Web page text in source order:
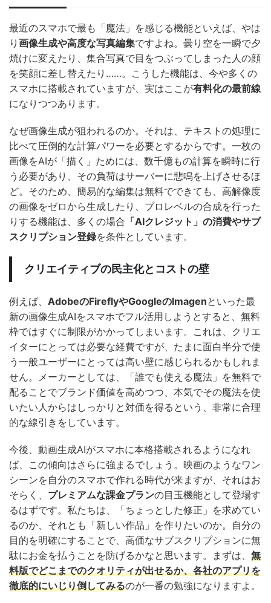
最近のスマホで最も「魔法」を感じる機能といえば、やは
り 画像生成や高度な写真編集ですよね。曇り空を一瞬で夕
焼けに変えたり、集合写真で目をつぶってしまった人の顔
を笑顔に差し替えたり……。こうした機能は、今や多くの
スマホに搭載されていますが、実はここが有料化の最前線
になりつつあります。
なぜ画像生成が狙われるのか。それは、テキストの処理に
比べて圧倒的な計算パワーを必要とするからです。一枚の
画像をAIが「描く」ためには、数千億もの計算を瞬時に行
う必要があり、その負荷はサーバーに悲鳴を上げさせるほ
ど。そのため、簡易的な編集は無料でできても、高解像度
の画像をゼロから生成したり、プロレベルの合成を行った
りする機能は、多くの場合 「AIクレジット」の消費やサブ
スクリプション登録を条件としています。
クリエイティブの民主化とコストの壁
例えば、 AdobeのFireflyやGoogleのImagenといった最
新の画像生成AIをスマホでフル活用しようとすると、無料
枠ではすぐに制限がかかってしまいます。これは、クリエ
イターにとっては必要な経費ですが、たまに面白半分で使
う一般ユーザーにとっては高い壁に感じられるかもしれま
せん。メーカーとしては、「誰でも使える魔法」を無料で
配ることでブランド価値を高めつつ、本気でその魔法を使
いたい人からはしっかりと対価を得るという、非常に合理
的な線引きをしています。
今後、動画生成AIがスマホに本格搭載されるようになれ
ば、この傾向はさらに強まるでしょう。映画のようなワン
シーンを自分のスマホで作れる時代が来ますが、それはお
そらく、 プレミアムな課金プランの目玉機能として登場す
るはずです。私たちは、「ちょっとした修正」を求めてい
るのか、それとも「新しい作品」を作りたいのか。自分の
目的を明確にすることで、高価なサブスクリプションに無
駄にお金を払うことを防げるかなと思います。まずは、 無
料版でどこまでのクオリティが出せるか、各社のアプリを
徹底的にいじり倒してみるのが一番の勉強になりますよ。